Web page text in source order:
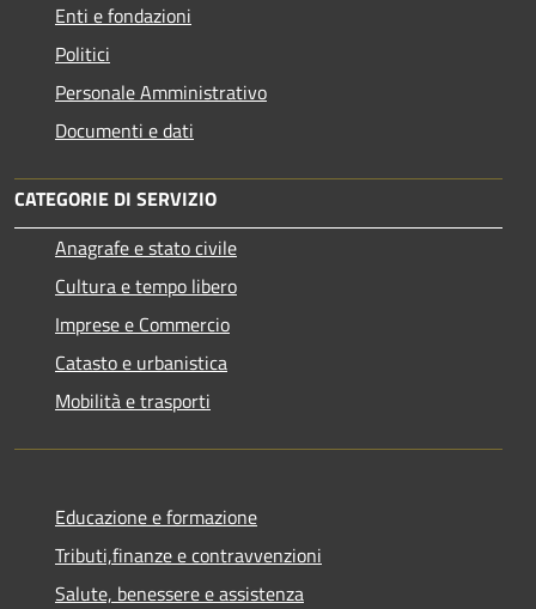
Enti e fondazioni
Politici
Personale Amministrativo
Documenti e dati
CATEGORIE DI SERVIZIO
Anagrafe e stato civile
Cultura e tempo libero
Imprese e Commercio
Catasto e urbanistica
Mobilità e trasporti
Educazione e formazione
Tributi,finanze e contravvenzioni
Salute, benessere e assistenza